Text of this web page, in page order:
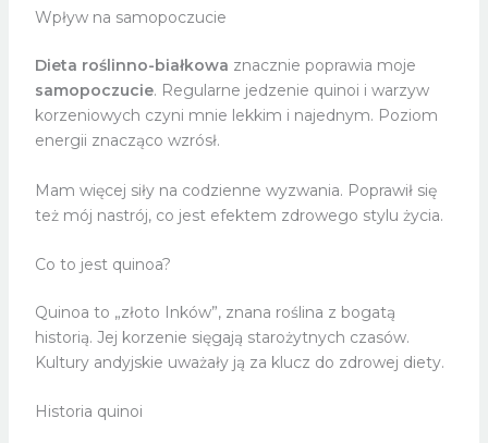
Wpływ na samopoczucie
Dieta roślinno-białkowa znacznie poprawia moje
samopoczucie. Regularne jedzenie quinoi i warzyw
korzeniowych czyni mnie lekkim i najednym. Poziom
energii znacząco wzrósł.
Mam więcej siły na codzienne wyzwania. Poprawił się
też mój nastrój, co jest efektem zdrowego stylu życia.
Co to jest quinoa?
Quinoa to „złoto Inków”, znana roślina z bogatą
historią. Jej korzenie sięgają starożytnych czasów.
Kultury andyjskie uważały ją za klucz do zdrowej diety.
Historia quinoi